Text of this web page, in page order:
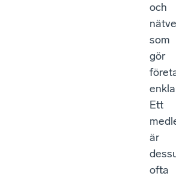
och
som
gör
Ett
är
ofta